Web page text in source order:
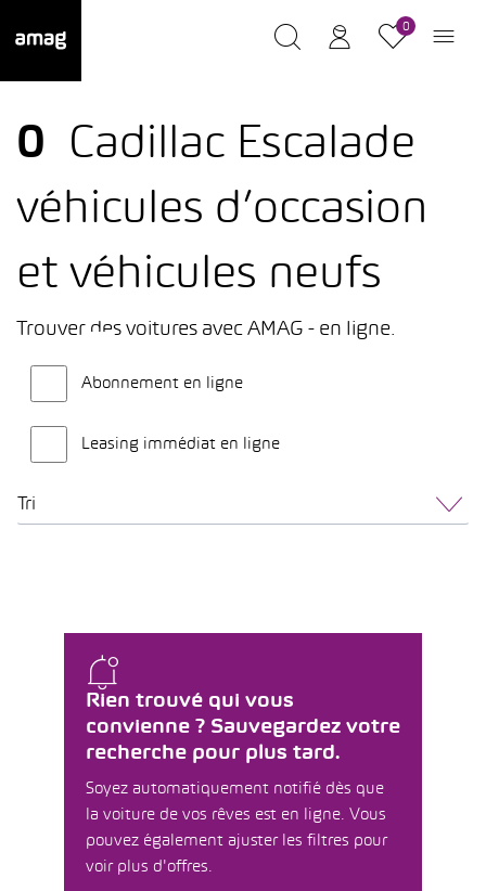
0
0
Cadillac Escalade
véhicules d’occasion
et véhicules neufs
Trouver des voitures avec AMAG - en ligne.
Abonnement en ligne
Leasing immédiat en ligne
Tri
Rien trouvé qui vous
convienne ? Sauvegardez votre
recherche pour plus tard.
Soyez automatiquement notifié dès que
la voiture de vos rêves est en ligne. Vous
pouvez également ajuster les filtres pour
voir plus d'offres.